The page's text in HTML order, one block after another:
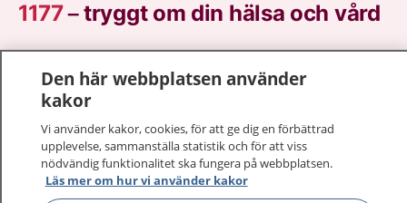
1177–tryggt om din hälsa och vård
På 1177.se får du råd om hälsa och information om
sjukdomar och vilka mottagningar du kan kontakta.
Logga in för att läsa din journal och göra dina
vårdärenden. Ring telefonnummer 1177 för
sjukvårdsrådgivning dygnet runt.
1177 ger dig råd när du vill må bättre.
Den här webbplatsen använder
kakor
Vi använder kakor, cookies, för att ge dig en förbättrad
upplevelse, sammanställa statistik och för att viss
nödvändig funktionalitet ska fungera på webbplatsen.
Läs mer om hur vi använder kakor